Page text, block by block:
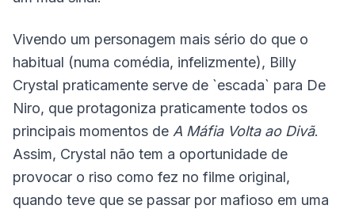
Vivendo um personagem mais sério do que o
habitual (numa comédia, infelizmente), Billy
Crystal praticamente serve de `escada` para De
Niro, que protagoniza praticamente todos os
principais momentos de A Máfia Volta ao Divã.
Assim, Crystal não tem a oportunidade de
provocar o riso como fez no filme original,
quando teve que se passar por mafioso em uma